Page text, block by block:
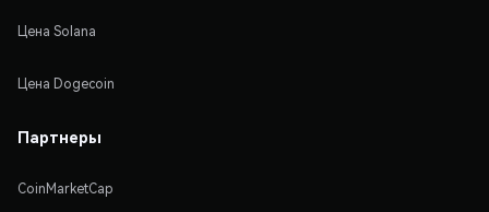
Цена Solana
Цена Dogecoin
Партнеры
CoinMarketCap